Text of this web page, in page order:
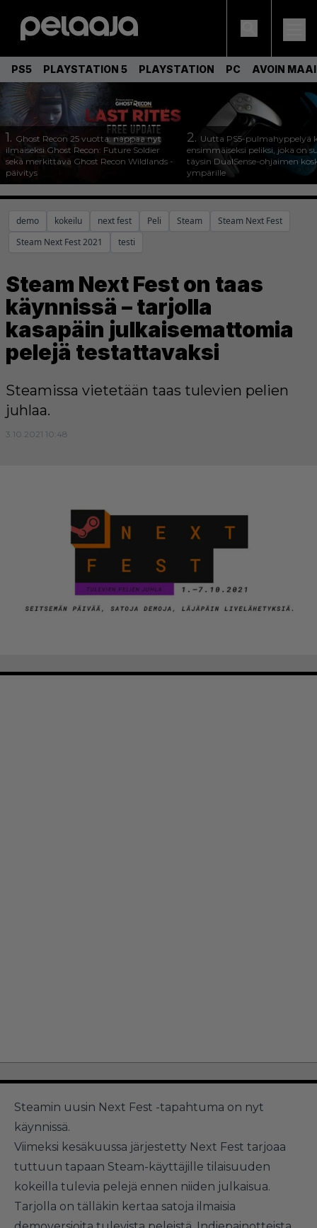
PS5 PLAYSTATION 5 PLAYSTATION PC AVOIN
1. Ghost Recon 25 vuotta: nappaa nyt
ilmaiseksi Ghost Recon: Future Soldier
sekä merkittävä Ghost Recon Wildlands -
päivitys
2. Uutta PS5-pulmahyppelyä
ensimmäiseksi peliksi, joka on
täysin DualSense-ohjaimen
ympärille
demo kokeilu next fest Peli Steam
Steam Next Fest
Steam Next Fest 2021
testi
Steam Next Fest on taas
käynnissä – tarjolla
kasapäin julkaisemattomia
pelejä testattavaksi
Steamissa vietetään taas tulevien pelien
juhlaa.
3.10.2021 10:48
Steamin uusin Next Fest -tapahtuma on nyt
käynnissä.
Viimeksi kesäkuussa järjestetty Next Fest tarjoaa
tuttuun tapaan Steam-käyttäjille tilaisuuden
kokeilla tulevia pelejä ennen niiden julkaisua.
Tarjolla on tälläkin kertaa satoja ilmaisia